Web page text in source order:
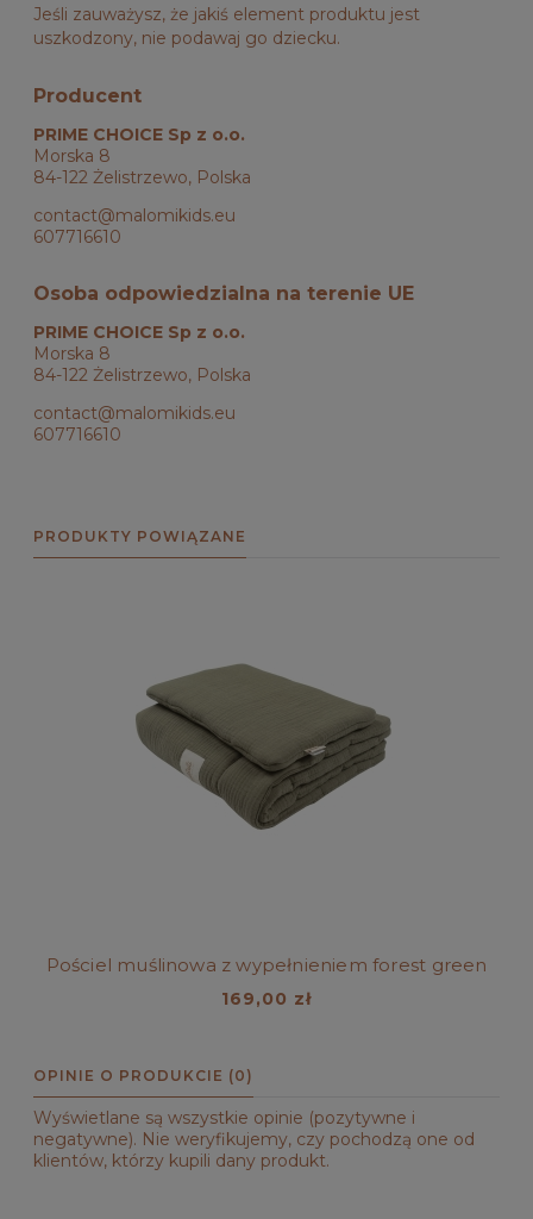
Jeśli zauważysz, że jakiś element produktu jest
uszkodzony, nie podawaj go dziecku.
Producent
PRIME CHOICE Sp z o.o.
Morska 8
84-122 Żelistrzewo, Polska
contact@malomikids.eu
607716610
Osoba odpowiedzialna na terenie UE
PRIME CHOICE Sp z o.o.
Morska 8
84-122 Żelistrzewo, Polska
contact@malomikids.eu
607716610
PRODUKTY POWIĄZANE
Pościel muślinowa z wypełnieniem forest green
169,00 zł
OPINIE O PRODUKCIE (0)
Wyświetlane są wszystkie opinie (pozytywne i
negatywne). Nie weryfikujemy, czy pochodzą one od
klientów, którzy kupili dany produkt.